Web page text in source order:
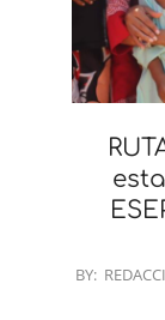
2025-
BY: